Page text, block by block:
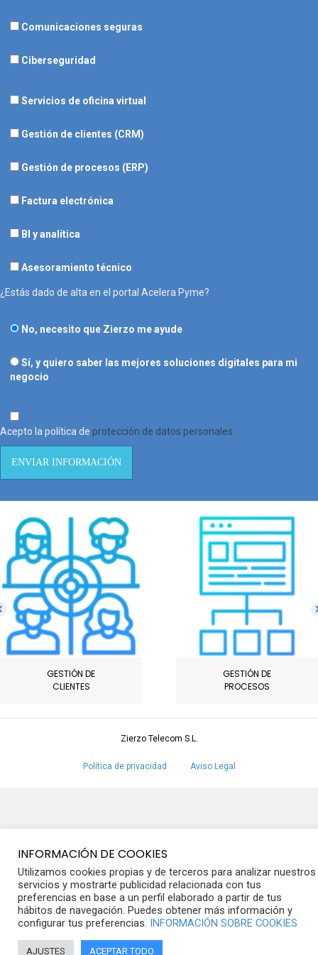
Comunicaciones seguras
Ciberseguridad
Servicios de oficina virtual
Gestión de clientes (CRM)
Gestión de procesos (ERP)
Factura electrónica
BI y analítica
Asesoramiento técnico
¿Estás dado de alta en el portal Acelera Pyme?
No, necesito que Zierzo me ayude
Sí, y quiero saber las mejores soluciones digitales para mi
negocio
Acepto la política de protección de datos personales
GESTIÓN DE
CLIENTES
GESTIÓN DE
PROCESOS
Zierzo Telecom S.L.
Política de privacidad Aviso Legal
INFORMACIÓN DE COOKIES
Utilizamos cookies propias y de terceros para analizar nuestros
servicios y mostrarte publicidad relacionada con tus
preferencias en base a un perfil elaborado a partir de tus
hábitos de navegación. Puedes obtener más información y
configurar tus preferencias. INFORMACIÓN SOBRE COOKIES
AJUSTES ACEPTAR TODO